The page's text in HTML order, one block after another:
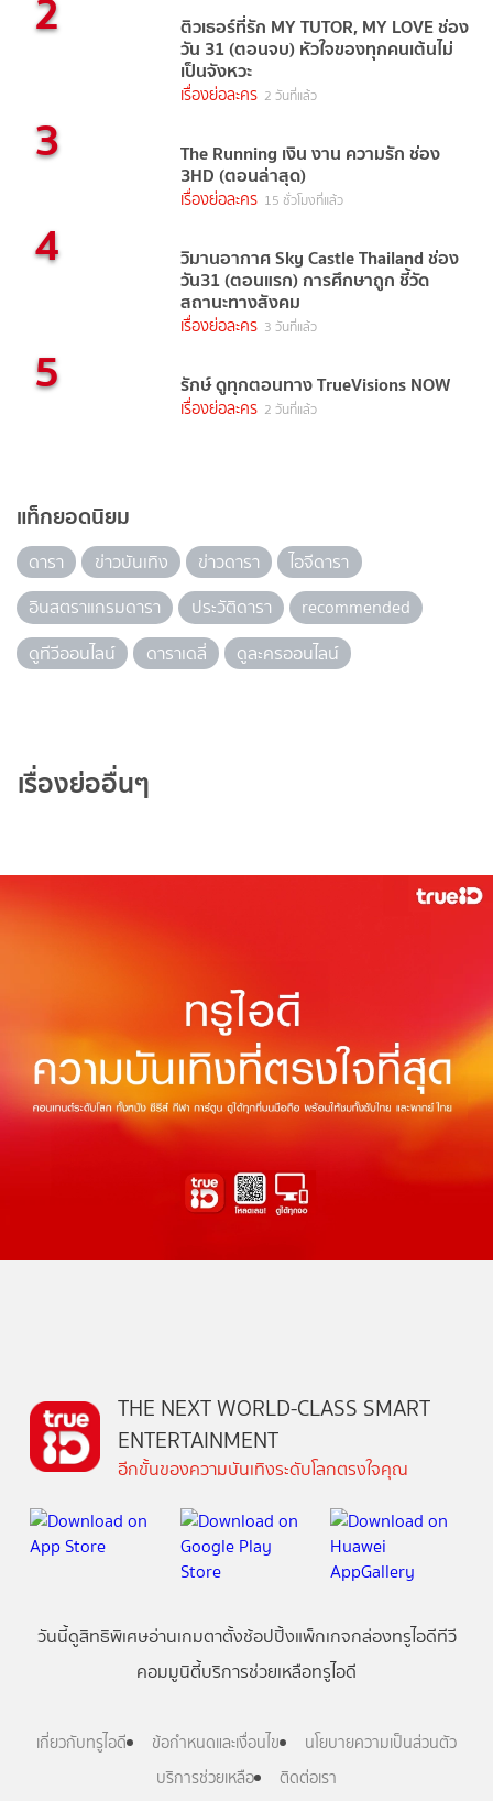
ติวเธอร์ที่รัก MY TUTOR, MY LOVE ช่อง
วัน 31 (ตอนจบ) หัวใจของทุกคนเต้นไม่
เป็นจังหวะ
เรื่องย่อละคร 2 วันที่แล้ว
3 The Running เงิน งาน ความรัก ช่อง
3HD (ตอนล่าสุด)
เรื่องย่อละคร 15 ชั่วโมงที่แล้ว
4 วิมานอากาศ Sky Castle Thailand ช่อง
วัน31 (ตอนแรก) การศึกษาถูก ชี้วัด
สถานะทางสังคม
เรื่องย่อละคร 3 วันที่แล้ว
5 รักษ์ ดูทุกตอนทาง TrueVisions NOW
เรื่องย่อละคร 2 วันที่แล้ว
แท็กยอดนิยม
ดารา ข่าวบันเทิง ข่าวดารา
ไอจีดารา
อินสตราแกรมดารา
ประวัติดารา
recommended
ดูทีวีออนไลน์
ดาราเดลี่ ดูละครออนไลน์
เรื่องย่ออื่นๆ
THE NEXT WORLD-CLASS SMART
ENTERTAINMENT
อีกขั้นของความบันเทิงระดับโลกตรงใจคุณ
วันนี้ดูสิทธิพิเศษอ่านเกมตาตั้งช้อปปิ้งแพ็กเกจกล่องทรูไอดีทีวี
คอมมูนิตี้บริการช่วยเหลือทรูไอดี
เกี่ยวกับทรูไอดี ข้อกำหนดและเงื่อนไข
นโยบายความเป็นส่วนตัว
บริการช่วยเหลือ
ติดต่อเรา